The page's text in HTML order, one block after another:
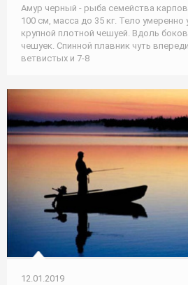
Амур черный - рыба семейства
100 см, масса до 35 кг. Тело
крупной плотной чешуей. Вдоль
чешуек. Спинной плавник чуть
ветвистых и 7-8
12.01.2019